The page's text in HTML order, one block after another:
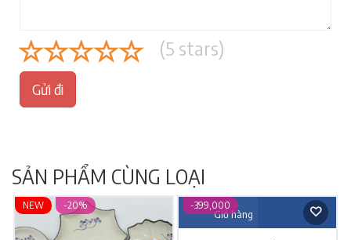
(5 stars)
Gửi đi
SẢN PHẨM CÙNG LOẠI
NEW -20%
Giỏ hàng
-399,000